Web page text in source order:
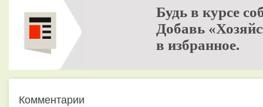
Будь в курсе
Добавь
в избранное.
Комментарии